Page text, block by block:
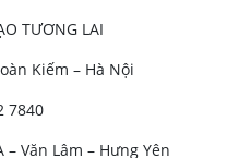
TƯƠNG LAI
Kiếm – Hà Nội
7840
Văn Lâm – Hưng Yên